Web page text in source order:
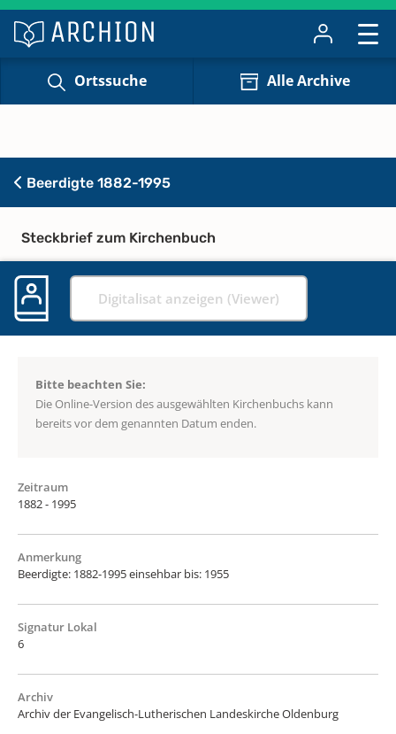
Ortssuche Alle Archive
Beerdigte 1882-1995
Steckbrief zum Kirchenbuch
Digitalisat anzeigen (Viewer)
Bitte beachten Sie:
Die Online-Version des ausgewählten Kirchenbuchs kann
bereits vor dem genannten Datum enden.
Zeitraum
1882 - 1995
Anmerkung
Beerdigte: 1882-1995 einsehbar bis: 1955
Signatur Lokal
6
Archiv
Archiv der Evangelisch-Lutherischen Landeskirche Oldenburg